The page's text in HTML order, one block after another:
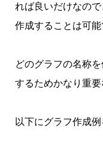
れば良いだけなの
作成することは可能
どのグラフの名称
するためかなり重要
以下にグラフ作成例